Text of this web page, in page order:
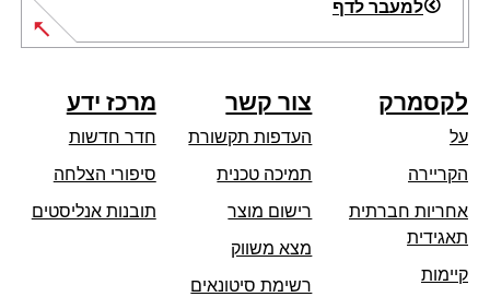
למעבר לדף
לקסמרק
על
הקריירה
אחריות חברתית
תאגידיתopens
קיימות
צור קשר
העדפות תקשורת
תמיכה טכניתopens
tab
רישום מוצר
מצא משווק
רשימת סיטונאים
מרכז ידע
חדר חדשות
סיפורי הצלחה
תובנות אנליסטים